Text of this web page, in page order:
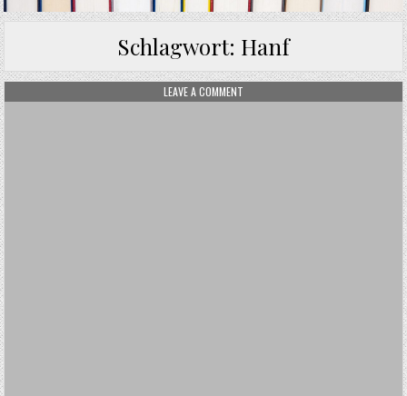
Schlagwort: Hanf
LEAVE A COMMENT